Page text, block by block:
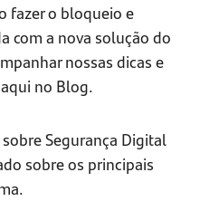
fazer o bloqueio e
com a nova solução do
nossas dicas e
no Blog.
Segurança Digital
sobre os principais